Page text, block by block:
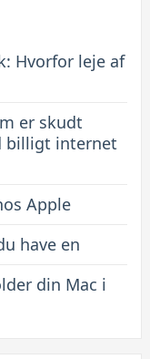
Hvorfor leje af
er skudt
billigt internet
Apple
have en
din Mac i